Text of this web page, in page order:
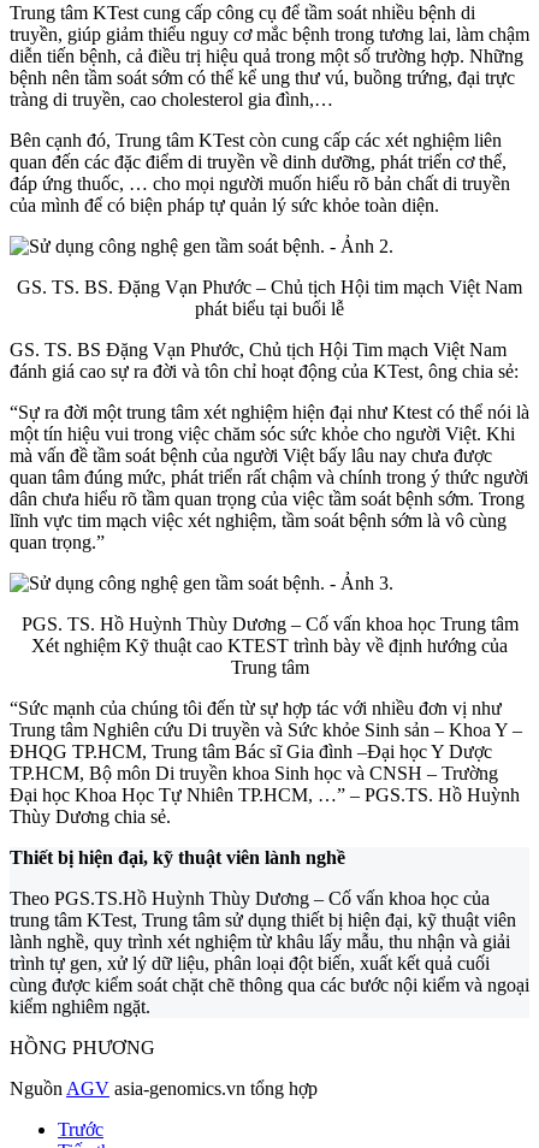
Trung tâm KTest cung cấp công cụ để tầm soát nhiều bệnh di
truyền, giúp giảm thiểu nguy cơ mắc bệnh trong tương lai, làm chậm
diễn tiến bệnh, cả điều trị hiệu quả trong một số trường hợp. Những
bệnh nên tầm soát sớm có thể kể ung thư vú, buồng trứng, đại trực
tràng di truyền, cao cholesterol gia đình,…
Bên cạnh đó, Trung tâm KTest còn cung cấp các xét nghiệm liên
quan đến các đặc điểm di truyền về dinh dưỡng, phát triển cơ thể,
đáp ứng thuốc, … cho mọi người muốn hiểu rõ bản chất di truyền
của mình để có biện pháp tự quản lý sức khỏe toàn diện.
GS. TS. BS. Đặng Vạn Phước – Chủ tịch Hội tim mạch Việt Nam
phát biểu tại buổi lễ
GS. TS. BS Đặng Vạn Phước, Chủ tịch Hội Tim mạch Việt Nam
đánh giá cao sự ra đời và tôn chỉ hoạt động của KTest, ông chia sẻ:
“Sự ra đời một trung tâm xét nghiệm hiện đại như Ktest có thể nói là
một tín hiệu vui trong việc chăm sóc sức khỏe cho người Việt. Khi
mà vấn đề tầm soát bệnh của người Việt bấy lâu nay chưa được
quan tâm đúng mức, phát triển rất chậm và chính trong ý thức người
dân chưa hiểu rõ tầm quan trọng của việc tầm soát bệnh sớm. Trong
lĩnh vực tim mạch việc xét nghiệm, tầm soát bệnh sớm là vô cùng
quan trọng.”
PGS. TS. Hồ Huỳnh Thùy Dương – Cố vấn khoa học Trung tâm
Xét nghiệm Kỹ thuật cao KTEST trình bày về định hướng của
Trung tâm
“Sức mạnh của chúng tôi đến từ sự hợp tác với nhiều đơn vị như
Trung tâm Nghiên cứu Di truyền và Sức khỏe Sinh sản – Khoa Y –
ĐHQG TP.HCM, Trung tâm Bác sĩ Gia đình –Đại học Y Dược
TP.HCM, Bộ môn Di truyền khoa Sinh học và CNSH – Trường
Đại học Khoa Học Tự Nhiên TP.HCM, …” – PGS.TS. Hồ Huỳnh
Thùy Dương chia sẻ.
Thiết bị hiện đại, kỹ thuật viên lành nghề
Theo PGS.TS.Hồ Huỳnh Thùy Dương – Cố vấn khoa học của
trung tâm KTest, Trung tâm sử dụng thiết bị hiện đại, kỹ thuật viên
lành nghề, quy trình xét nghiệm từ khâu lấy mẫu, thu nhận và giải
trình tự gen, xử lý dữ liệu, phân loại đột biến, xuất kết quả cuối
cùng được kiểm soát chặt chẽ thông qua các bước nội kiểm và ngoại
kiểm nghiêm ngặt.
HỒNG PHƯƠNG
Nguồn AGV asia-genomics.vn tổng hợp
Trước